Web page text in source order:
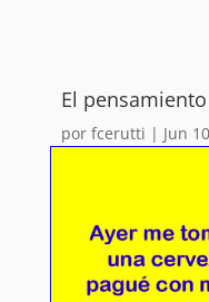
El
porfcerutti | Jun